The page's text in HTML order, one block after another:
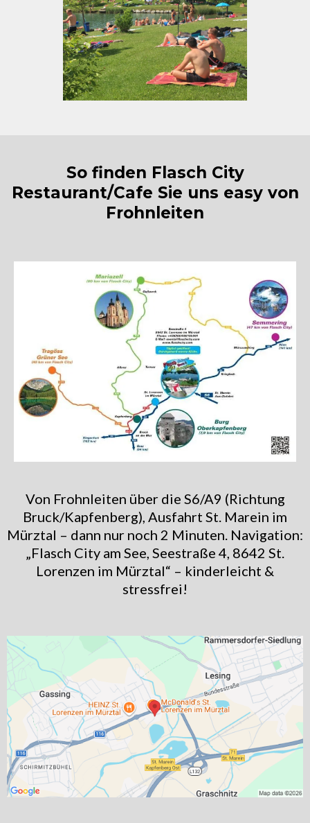
So finden Flasch City
Restaurant/Cafe Sie uns easy von
Frohnleiten
Von Frohnleiten über die S6/A9 (Richtung
Bruck/Kapfenberg), Ausfahrt St. Marein im
Mürztal – dann nur noch 2 Minuten. Navigation:
„Flasch City am See, Seestraße 4, 8642 St.
Lorenzen im Mürztal“ – kinderleicht &
stressfrei!